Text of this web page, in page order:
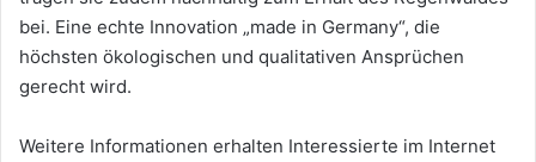
bei. Eine echte Innovation „made in Germany“, die
höchsten ökologischen und qualitativen Ansprüchen
gerecht wird.
Weitere Informationen erhalten Interessierte im Internet